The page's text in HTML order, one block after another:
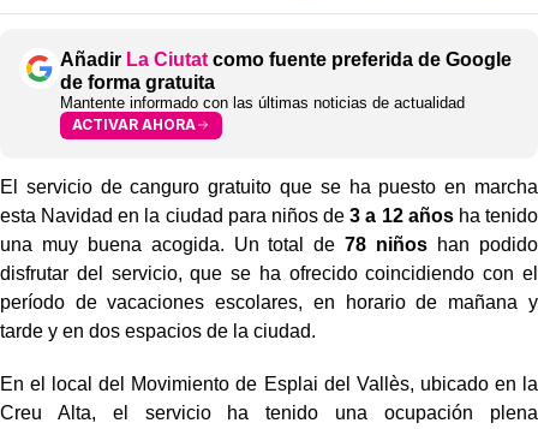
Añadir La Ciutat como fuente preferida de Google
de forma gratuita
Mantente informado con las últimas noticias de actualidad
ACTIVAR AHORA
El servicio de canguro gratuito que se ha puesto en marcha
esta Navidad en la ciudad para niños de3 a 12 añosha tenido
una muy buena acogida. Un total de78 niños han podido
disfrutar del servicio, que se ha ofrecido coincidiendo con el
período de vacaciones escolares, en horario de mañana y
tarde y en dos espacios de la ciudad.
En el local del Movimiento de Esplai del Vallès, ubicado en la
Creu Alta, el servicio ha tenido una ocupación plena